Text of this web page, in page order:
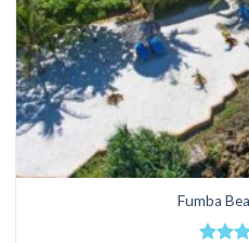
Fumba